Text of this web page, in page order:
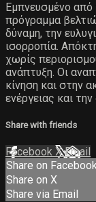
Εμπνευσμένο από
πρόγραμμα
δύναμη, την
ισορροπία.
χωρίς
ανάπτυξη. Οι
κίνηση και στην
ενέργειας και
Share with friends
Facebook XEmail
Share on
Share on X
Share via Email